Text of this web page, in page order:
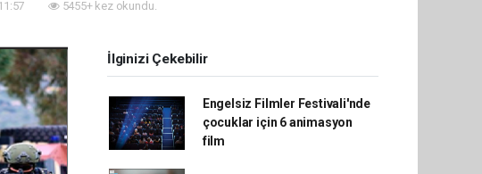
5455+ kez okundu.
İlginizi Çekebilir
Engelsiz Filmler Festivali'nde
çocuklar için 6 animasyon
film